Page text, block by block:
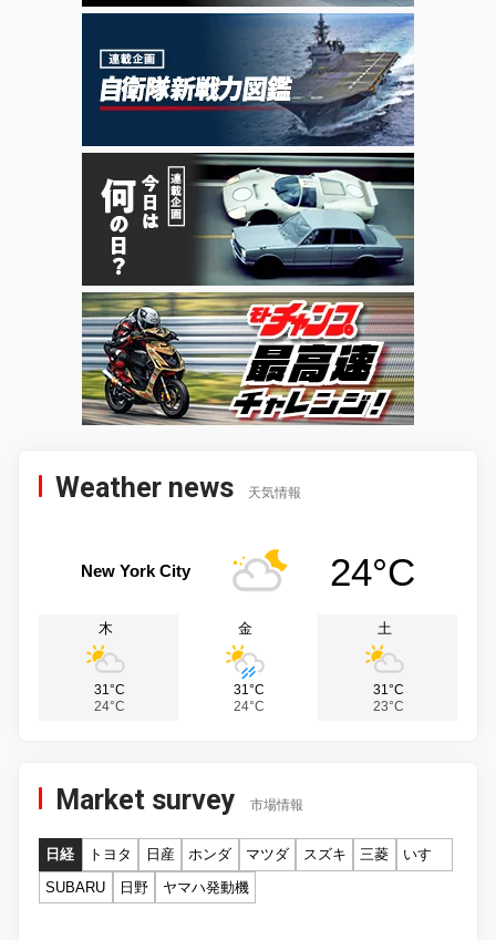
Weather news 天気情報
New York City 24°C
木
31°C
24°C
金
31°C
24°C
土
31°C
23°C
Market survey 市場情報
日経 トヨタ 日産 ホンダ マツダ スズキ 三菱
いすゞ
SUBARU
日野 ヤマハ発動機